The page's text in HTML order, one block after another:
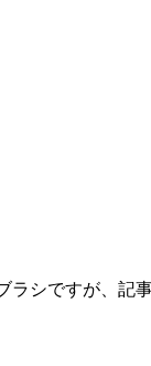
ラシですが、記